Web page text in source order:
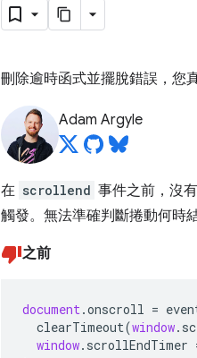
刪除逾時函式並擺脫錯誤，您
Adam Argyle
在 scrollend 事件之前，沒
觸發。無法準確判斷捲動何時
之前
document.onscroll =
clearTimeout(window.
window. scrollEndTimer